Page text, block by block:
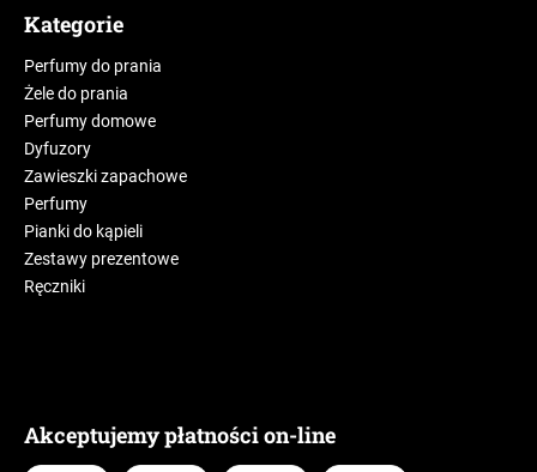
Kategorie
Perfumy do prania
Żele do prania
Perfumy domowe
Dyfuzory
Zawieszki zapachowe
Perfumy
Pianki do kąpieli
Zestawy prezentowe
Ręczniki
Akceptujemy płatności on-line